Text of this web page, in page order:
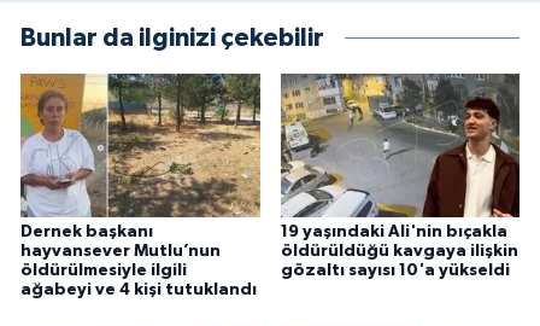
Bunlar da ilginizi çekebilir
Dernek başkanı
hayvansever Mutlu’nun
öldürülmesiyle ilgili
ağabeyi ve 4 kişi tutuklandı
19 yaşındaki Ali'nin bıçakla
öldürüldüğü kavgaya ilişkin
gözaltı sayısı 10'a yükseldi